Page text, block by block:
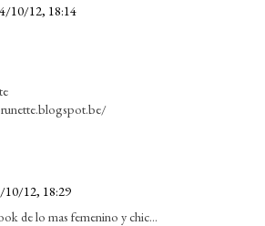
10/12, 18:14
10/12, 18:29
de lo mas femenino y chic...